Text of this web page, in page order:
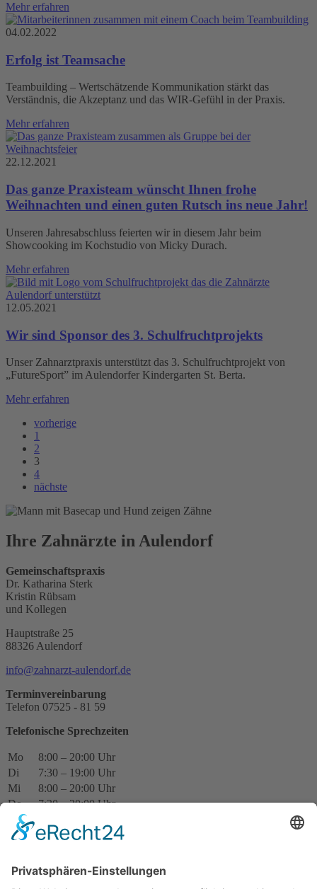
Mehr erfahren
04.02.2022
Erfolg ist Teamsache
Teambuilding – Wertschätzende Kommunikation stärkt das
Verständnis, die Akzeptanz und das WIR-Gefühl in der Praxis.
Mehr erfahren
22.12.2021
Das ganze Praxisteam wünscht Ihnen frohe
Weihnachten und einen guten Rutsch ins neue Jahr!
Unseren Jahresabschluss feierten wir in diesem Jahr beim
Showcooking im Kochstudio von Micky Durach.
Mehr erfahren
12.05.2021
Wir sind Sponsor des 3. Schulfruchtprojekts
Unser Zahnarztpraxis unterstützt das 3. Schulfruchtprojekt von
„FutureSport” im Aulendorfer Kindergarten St. Berta.
Mehr erfahren
vorherige
1
2
3
4
nächste
Ihre Zahnärzte in Aulendorf
Gemeinschaftspraxis
Dr. Katharina Sterk
Kristin Rübsam
und Kollegen
Hauptstraße 25
88326 Aulendorf
info@zahnarzt-aulendorf.de
Terminvereinbarung
Telefon 07525 - 81 59
Telefonische Sprechzeiten
Mo
8:00 – 20:00 Uhr
Di
7:30 – 19:00 Uhr
Mi
8:00 – 20:00 Uhr
Do
7:30 – 20:00 Uhr